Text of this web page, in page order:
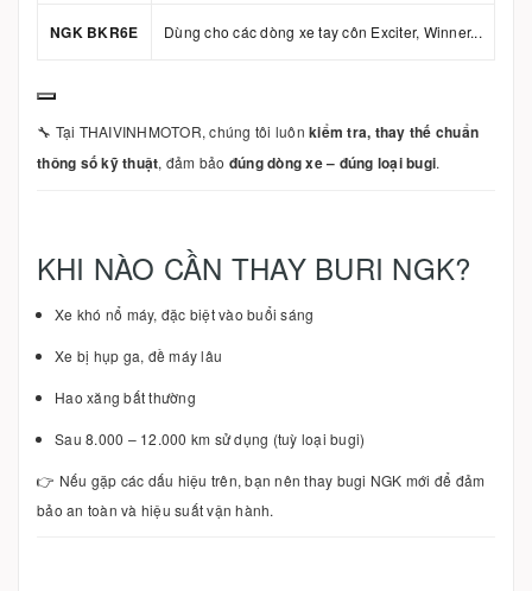
NGK BKR6E Dùng cho các dòng xe tay côn Exciter, Winner...
🔧 Tại THAIVINHMOTOR, chúng tôi luôn kiểm tra, thay thế chuẩn
thông số kỹ thuật, đảm bảo đúng dòng xe – đúng loại bugi.
KHI NÀO CẦN THAY BURI NGK?
Xe khó nổ máy, đặc biệt vào buổi sáng
Xe bị hụp ga, đề máy lâu
Hao xăng bất thường
Sau 8.000 – 12.000 km sử dụng (tuỳ loại bugi)
👉 Nếu gặp các dấu hiệu trên, bạn nên thay bugi NGK mới để đảm
bảo an toàn và hiệu suất vận hành.